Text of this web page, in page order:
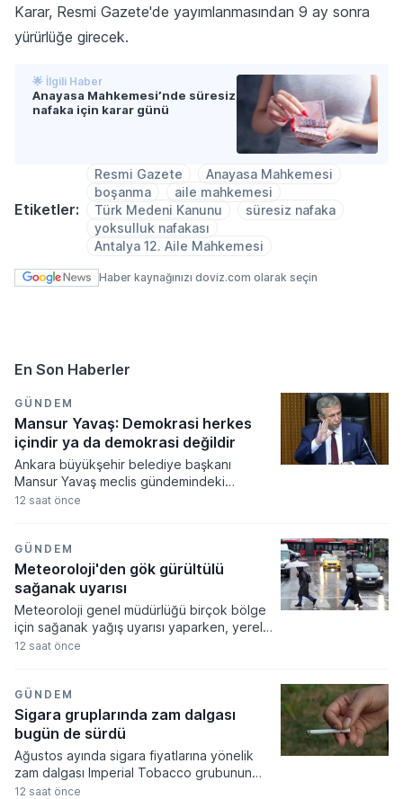
Karar, Resmi Gazete'de yayımlanmasından 9 ay sonra
yürürlüğe girecek.
🌟 İlgili Haber
Anayasa Mahkemesi’nde süresiz
nafaka için karar günü
Etiketler:
Resmi Gazete
Anayasa Mahkemesi
boşanma
aile mahkemesi
Türk Medeni Kanunu
süresiz nafaka
yoksulluk nafakası
Antalya 12. Aile Mahkemesi
Haber kaynağınızı doviz.com olarak seçin
En Son Haberler
GÜNDEM
Mansur Yavaş: Demokrasi herkes
içindir ya da demokrasi değildir
Ankara büyükşehir belediye başkanı
Mansur Yavaş meclis gündemindeki
çerçeve yasaya dair sert eleştirilerde
eşit uygulanması gerektiğini savunan
Yavaş, toplumsal mutabakat sağlanmadan
atılan siyasi adımların kalıcı huzur
getirmeyeceğini ifade etti.
12 saat önce
GÜNDEM
Meteoroloji'den gök gürültülü
sağanak uyarısı
Meteoroloji genel müdürlüğü birçok bölge
için sağanak yağış uyarısı yaparken, yerel
kuvvetli yağışların beklendiği illerde
bölgelerde mevsim normallerinin üzerinde
seyretmesi öngörülürken, kuzey ve iç
kesimlerde sıcaklıkların normal seviyelerde
kalacağı tahmin ediliyor.
12 saat önce
GÜNDEM
Sigara gruplarında zam dalgası
bugün de sürdü
Ağustos ayında sigara fiyatlarına yönelik
zam dalgası Imperial Tobacco grubunun
listesini güncellemesiyle yeni bir boyuta
12 saat önce